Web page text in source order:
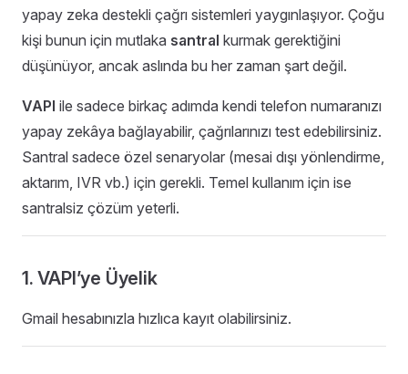
yapay zeka destekli çağrı sistemleri yaygınlaşıyor. Çoğu
kişi bunun için mutlaka santral kurmak gerektiğini
düşünüyor, ancak aslında bu her zaman şart değil.
VAPI ile sadece birkaç adımda kendi telefon numaranızı
yapay zekâya bağlayabilir, çağrılarınızı test edebilirsiniz.
Santral sadece özel senaryolar (mesai dışı yönlendirme,
aktarım, IVR vb.) için gerekli. Temel kullanım için ise
santralsiz çözüm yeterli.
1. VAPI’ye Üyelik
Gmail hesabınızla hızlıca kayıt olabilirsiniz.